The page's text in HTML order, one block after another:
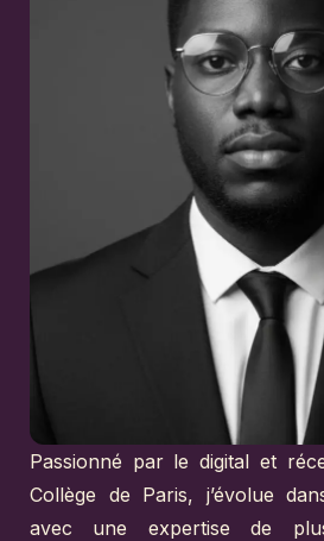
Passionné par le digital et
Collège de Paris, j’évolue
avec une expertise de